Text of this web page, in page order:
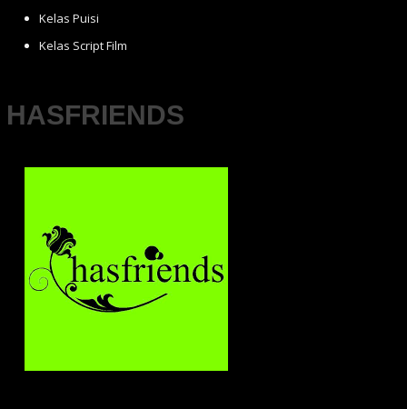
Kelas Puisi
Kelas Script Film
HASFRIENDS